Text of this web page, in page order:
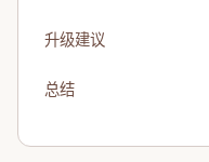
升级建议
总结